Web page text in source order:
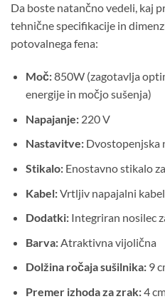
Da boste natančno vedeli, kaj
tehnične specifikacije in
potovalnega fena:
Moč:850W (zagotavlja
energije in močjo sušenja)
Napajanje:220 V
Nastavitve:Dvostopenjska
Stikalo:Enostavno stikalo
Kabel:Vrtljiv napajalni
Dodatki:Integriran nosilec
Barva:Atraktivna vijolična
Dolžina ročaja sušilnika:9
Premer izhoda za zrak:4